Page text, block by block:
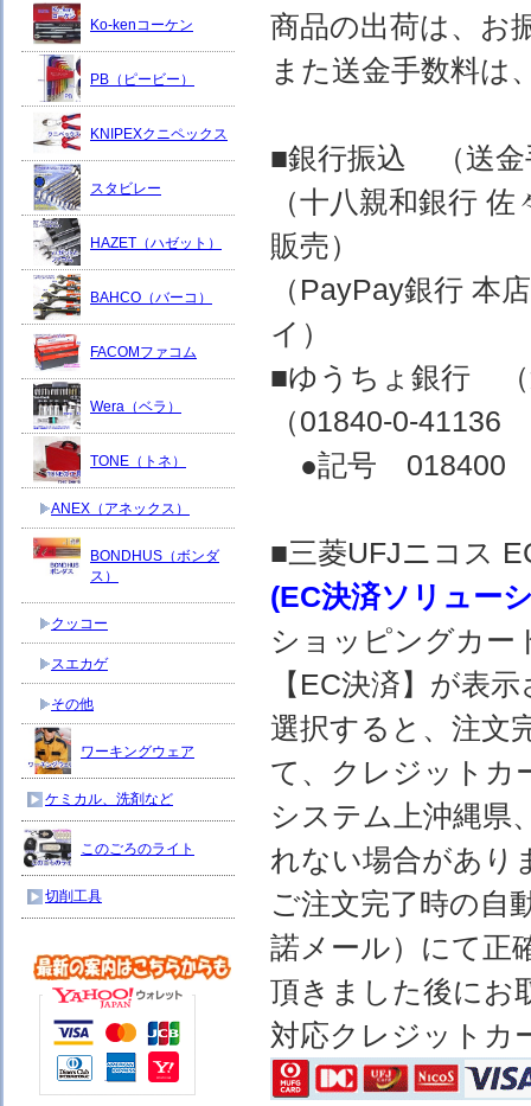
商品の出荷は、お
また送金手数料は
■銀行振込 （送金
（十八親和銀行
販売）
（PayPay銀行
イ）
■ゆうちょ銀行 （
（01840-0-
●記号 018400
■三菱UFJニコス
(EC決済ソリュー
ショッピングカー
【EC決済】が表
選択すると、注文
て、クレジットカ
システム上沖縄県
れない場合があり
ご注文完了時の自
諾メール）にて正
頂きました後にお
対応クレジットカ
Ko-kenコーケン
PB（ピービー）
KNIPEXクニペックス
スタビレー
HAZET（ハゼット）
BAHCO（バーコ）
FACOMファコム
Wera（ベラ）
TONE（トネ）
ANEX（アネックス）
BONDHUS（ボンダ
ス）
クッコー
スエカゲ
その他
ワーキングウェア
ケミカル、洗剤など
このごろのライト
切削工具